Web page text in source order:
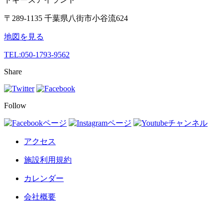
〒289-1135 千葉県八街市小谷流624
地図を見る
TEL:050-1793-9562
Share
Follow
アクセス
施設利用規約
カレンダー
会社概要